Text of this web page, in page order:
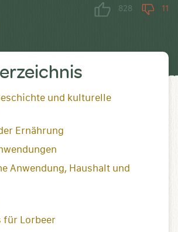
828 11
und kulturelle
Ernährung
Anwendung, Haushalt und
für Lorbeer